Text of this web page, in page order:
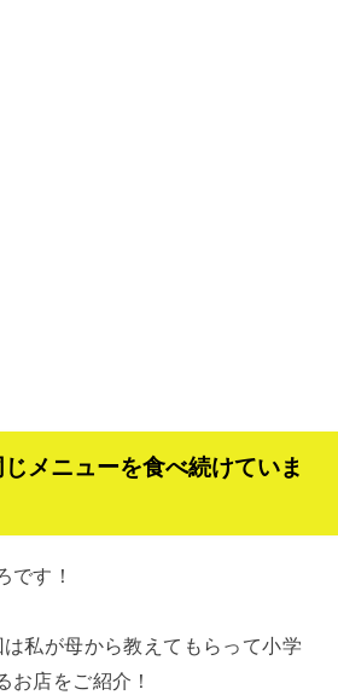
メニューを食べ続けていま
です！
は私が母から教えてもらって小学
お店をご紹介！